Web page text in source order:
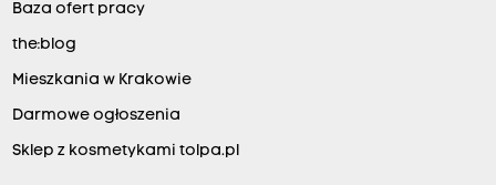
Baza ofert pracy
the:blog
Mieszkania w Krakowie
Darmowe ogłoszenia
Sklep z kosmetykami tolpa.pl